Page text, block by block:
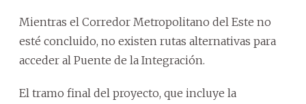
Mientras el Corredor Metropolitano del Este no
esté concluido, no existen rutas alternativas para
acceder al Puente de la Integración.
El tramo final del proyecto, que incluye la